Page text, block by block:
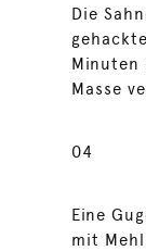
Die
Minuten
Masse
04
Eine
mit